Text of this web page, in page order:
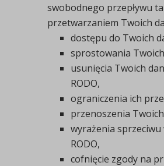
swobodnego przepływu
przetwarzaniem Twoich
dostępu do Twoich
sprostowania
usunięcia Twoich
RODO,
ograniczenia ich
przenoszenia
wyrażenia
RODO,
cofnięcie zgody na